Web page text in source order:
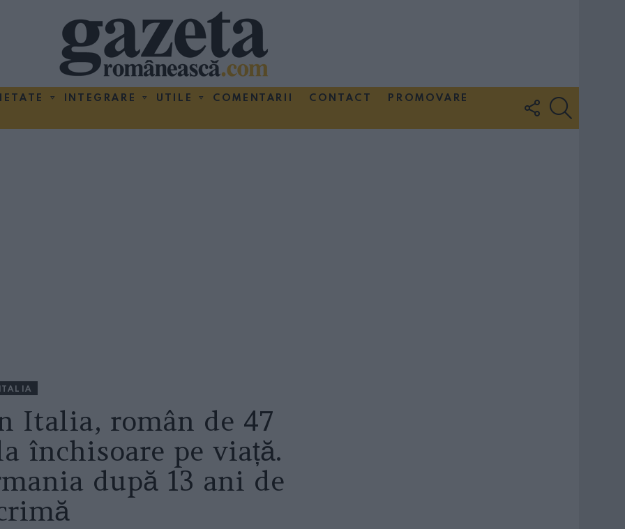
INTEGRARE UTILE COMENTARII CONTACT
PROMOVARE
FOLLOW
US
ITALIA
Italia, român de 47
închisoare pe viață.
după 13 ani de